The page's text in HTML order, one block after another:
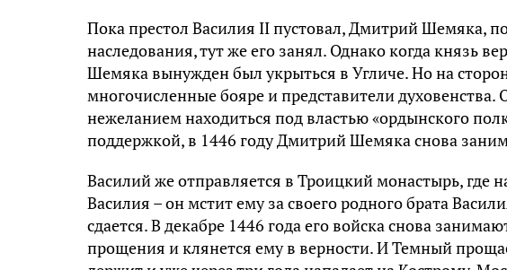
Пока престол Василия II пустовал, Дмитрий Шемяка,
наследования, тут же его занял. Однако когда князь
Шемяка вынужден был укрыться в Угличе. Но на
многочисленные бояре и представители
нежеланием находиться под властью «ордынского
поддержкой, в 1446 году Дмитрий Шемяка снова
Василий же отправляется в Троицкий монастырь, где
Василия – он мстит ему за своего родного брата
сдается. В декабре 1446 года его войска снова
прощения и клянется ему в верности. И Темный